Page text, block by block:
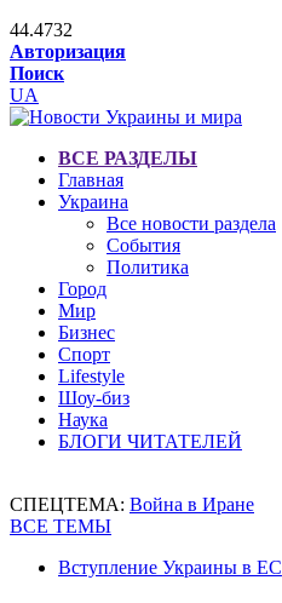
44.4732
Авторизация
Поиск
UA
ВСЕ РАЗДЕЛЫ
Главная
Украина
Все новости раздела
События
Политика
Город
Мир
Бизнес
Спорт
Lifestyle
Шоу-биз
Наука
БЛОГИ ЧИТАТЕЛЕЙ
СПЕЦТЕМА: Война в Иране
ВСЕ ТЕМЫ
Вступление Украины в ЕС